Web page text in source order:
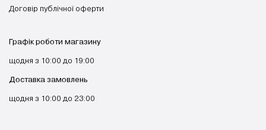
Договір публічної оферти
Графік роботи магазину
щодня з 10:00 до 19:00
Доставка замовлень
щодня з 10:00 до 23:00